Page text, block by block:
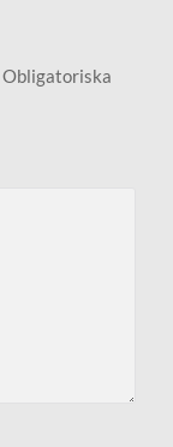
Obligatoriska